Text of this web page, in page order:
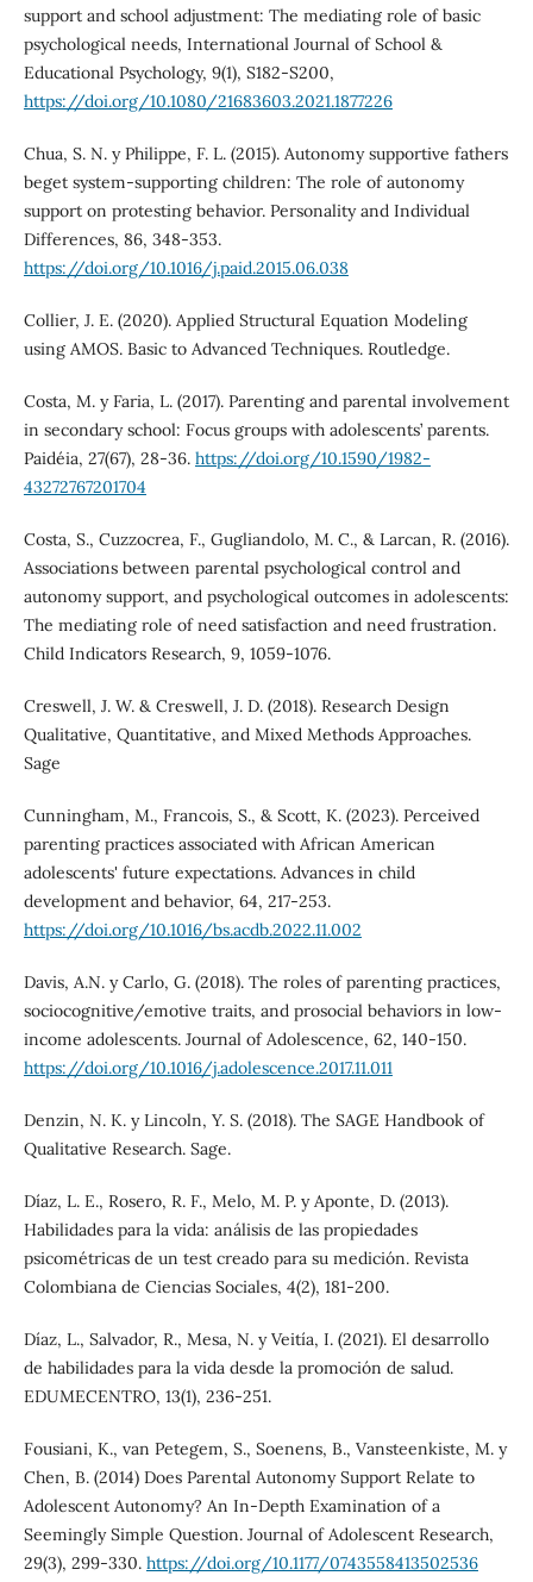
support and school adjustment: The mediating role of basic
psychological needs, International Journal of School &
Educational Psychology, 9(1), S182-S200,
https://doi.org/10.1080/21683603.2021.1877226
Chua, S. N. y Philippe, F. L. (2015). Autonomy supportive fathers
beget system-supporting children: The role of autonomy
support on protesting behavior. Personality and Individual
Differences, 86, 348-353.
https://doi.org/10.1016/j.paid.2015.06.038
Collier, J. E. (2020). Applied Structural Equation Modeling
using AMOS. Basic to Advanced Techniques. Routledge.
Costa, M. y Faria, L. (2017). Parenting and parental involvement
in secondary school: Focus groups with adolescents’ parents.
Paidéia, 27(67), 28-36. https://doi.org/10.1590/1982-
43272767201704
Costa, S., Cuzzocrea, F., Gugliandolo, M. C., & Larcan, R. (2016).
Associations between parental psychological control and
autonomy support, and psychological outcomes in adolescents:
The mediating role of need satisfaction and need frustration.
Child Indicators Research, 9, 1059-1076.
Creswell, J. W. & Creswell, J. D. (2018). Research Design
Qualitative, Quantitative, and Mixed Methods Approaches.
Sage
Cunningham, M., Francois, S., & Scott, K. (2023). Perceived
parenting practices associated with African American
adolescents' future expectations. Advances in child
development and behavior, 64, 217-253.
https://doi.org/10.1016/bs.acdb.2022.11.002
Davis, A.N. y Carlo, G. (2018). The roles of parenting practices,
sociocognitive/emotive traits, and prosocial behaviors in low-
income adolescents. Journal of Adolescence, 62, 140-150.
https://doi.org/10.1016/j.adolescence.2017.11.011
Denzin, N. K. y Lincoln, Y. S. (2018). The SAGE Handbook of
Qualitative Research. Sage.
Díaz, L. E., Rosero, R. F., Melo, M. P. y Aponte, D. (2013).
Habilidades para la vida: análisis de las propiedades
psicométricas de un test creado para su medición. Revista
Colombiana de Ciencias Sociales, 4(2), 181-200.
Díaz, L., Salvador, R., Mesa, N. y Veitía, I. (2021). El desarrollo
de habilidades para la vida desde la promoción de salud.
EDUMECENTRO, 13(1), 236-251.
Fousiani, K., van Petegem, S., Soenens, B., Vansteenkiste, M. y
Chen, B. (2014) Does Parental Autonomy Support Relate to
Adolescent Autonomy? An In-Depth Examination of a
Seemingly Simple Question. Journal of Adolescent Research,
29(3), 299-330. https://doi.org/10.1177/0743558413502536